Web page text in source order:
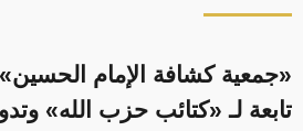
«جمعية كشافة الإمام
تابعة لـ «كتائب حزب الله»